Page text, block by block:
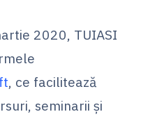
2020, TUIASI
, ce facilitează
seminarii și